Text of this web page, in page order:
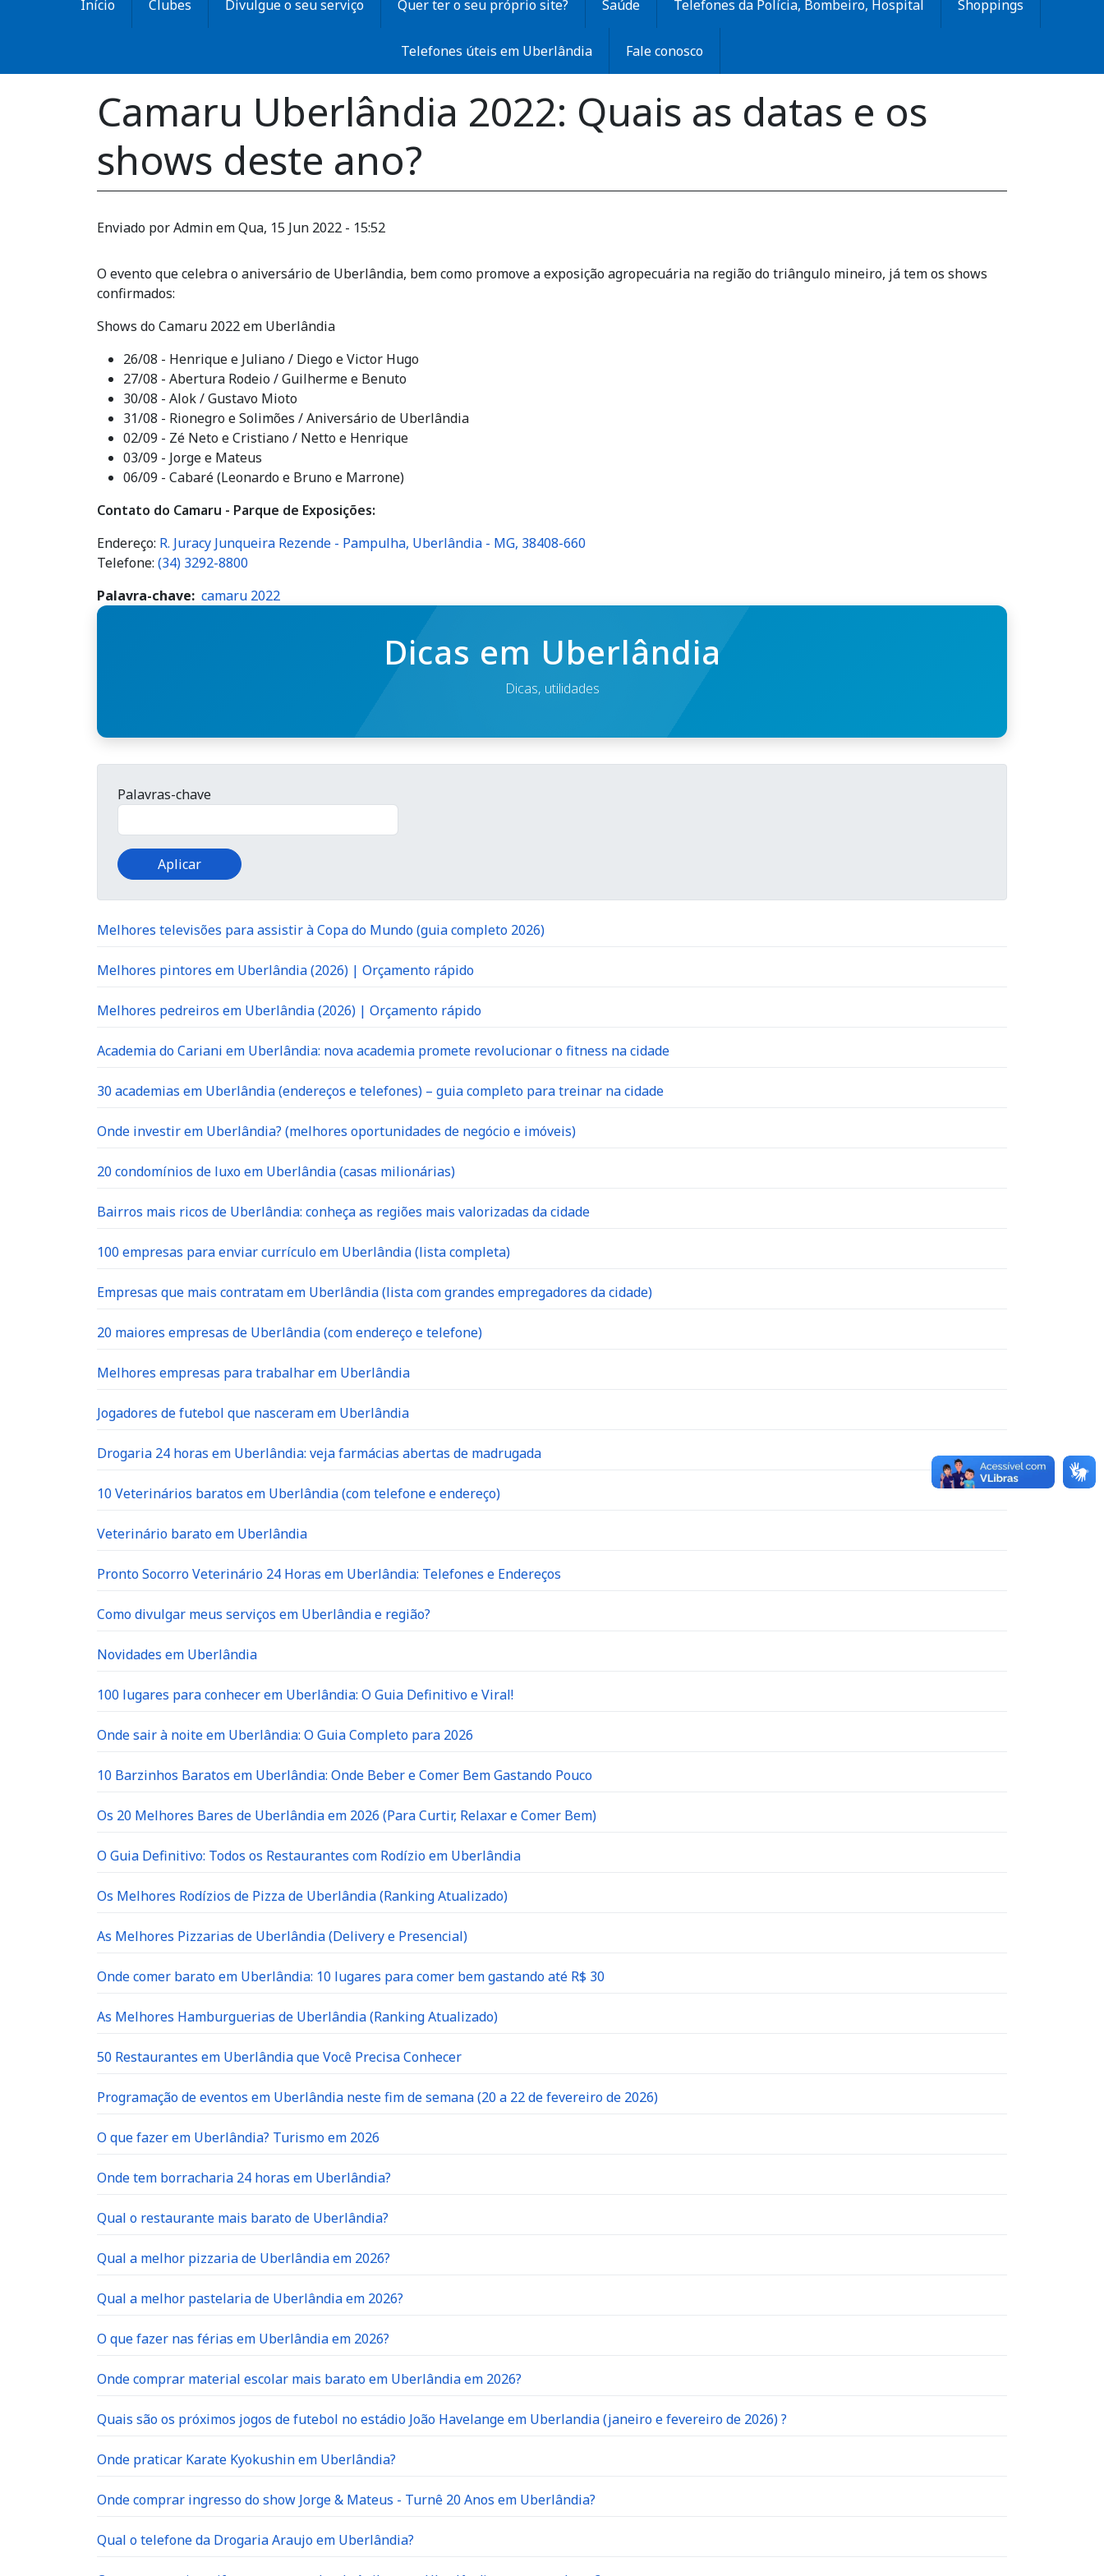
Início Clubes Divulgue o seu serviço Quer ter o seu próprio site? Saúde Telefones da Polícia, Bombeiro, Hospital Shoppings
Telefones úteis em Uberlândia Fale conosco
Camaru Uberlândia 2022: Quais as datas e os
shows deste ano?
Enviado porAdminemQua, 15 Jun 2022 - 15:52
O evento que celebra o aniversário de Uberlândia, bem como promove a exposição agropecuária na região do triângulo mineiro, já tem os shows
confirmados:
Shows do Camaru 2022 em Uberlândia
26/08 - Henrique e Juliano / Diego e Victor Hugo
27/08 - Abertura Rodeio / Guilherme e Benuto
30/08 - Alok / Gustavo Mioto
31/08 - Rionegro e Solimões / Aniversário de Uberlândia
02/09 - Zé Neto e Cristiano / Netto e Henrique
03/09 - Jorge e Mateus
06/09 - Cabaré (Leonardo e Bruno e Marrone)
Contato do Camaru - Parque de Exposições:
Endereço: R. Juracy Junqueira Rezende - Pampulha, Uberlândia - MG, 38408-660
Telefone: (34) 3292-8800
Palavra-chave camaru 2022
Dicas em Uberlândia
Dicas, utilidades
Palavras-chave
Melhores televisões para assistir à Copa do Mundo (guia completo 2026)
Melhores pintores em Uberlândia (2026) | Orçamento rápido
Melhores pedreiros em Uberlândia (2026) | Orçamento rápido
Academia do Cariani em Uberlândia: nova academia promete revolucionar o fitness na cidade
30 academias em Uberlândia (endereços e telefones) – guia completo para treinar na cidade
Onde investir em Uberlândia? (melhores oportunidades de negócio e imóveis)
20 condomínios de luxo em Uberlândia (casas milionárias)
Bairros mais ricos de Uberlândia: conheça as regiões mais valorizadas da cidade
100 empresas para enviar currículo em Uberlândia (lista completa)
Empresas que mais contratam em Uberlândia (lista com grandes empregadores da cidade)
20 maiores empresas de Uberlândia (com endereço e telefone)
Melhores empresas para trabalhar em Uberlândia
Jogadores de futebol que nasceram em Uberlândia
Drogaria 24 horas em Uberlândia: veja farmácias abertas de madrugada
10 Veterinários baratos em Uberlândia (com telefone e endereço)
Veterinário barato em Uberlândia
Pronto Socorro Veterinário 24 Horas em Uberlândia: Telefones e Endereços
Como divulgar meus serviços em Uberlândia e região?
Novidades em Uberlândia
100 lugares para conhecer em Uberlândia: O Guia Definitivo e Viral!
Onde sair à noite em Uberlândia: O Guia Completo para 2026
10 Barzinhos Baratos em Uberlândia: Onde Beber e Comer Bem Gastando Pouco
Os 20 Melhores Bares de Uberlândia em 2026 (Para Curtir, Relaxar e Comer Bem)
O Guia Definitivo: Todos os Restaurantes com Rodízio em Uberlândia
Os Melhores Rodízios de Pizza de Uberlândia (Ranking Atualizado)
As Melhores Pizzarias de Uberlândia (Delivery e Presencial)
Onde comer barato em Uberlândia: 10 lugares para comer bem gastando até R$ 30
As Melhores Hamburguerias de Uberlândia (Ranking Atualizado)
50 Restaurantes em Uberlândia que Você Precisa Conhecer
Programação de eventos em Uberlândia neste fim de semana (20 a 22 de fevereiro de 2026)
O que fazer em Uberlândia? Turismo em 2026
Onde tem borracharia 24 horas em Uberlândia?
Qual o restaurante mais barato de Uberlândia?
Qual a melhor pizzaria de Uberlândia em 2026?
Qual a melhor pastelaria de Uberlândia em 2026?
O que fazer nas férias em Uberlândia em 2026?
Onde comprar material escolar mais barato em Uberlândia em 2026?
Quais são os próximos jogos de futebol no estádio João Havelange em Uberlandia (janeiro e fevereiro de 2026) ?
Onde praticar Karate Kyokushin em Uberlândia?
Onde comprar ingresso do show Jorge & Mateus - Turnê 20 Anos em Uberlândia?
Qual o telefone da Drogaria Araujo em Uberlândia?